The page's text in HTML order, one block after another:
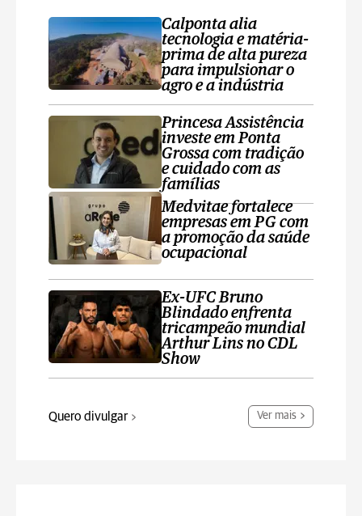
Calponta alia
tecnologia e matéria-
prima de alta pureza
para impulsionar o
agro e a indústria
Princesa Assistência
investe em Ponta
Grossa com tradição
e cuidado com as
famílias
Medvitae fortalece
empresas em PG com
a promoção da saúde
ocupacional
Ex-UFC Bruno
Blindado enfrenta
tricampeão mundial
Arthur Lins no CDL
Show
Quero divulgar Ver mais